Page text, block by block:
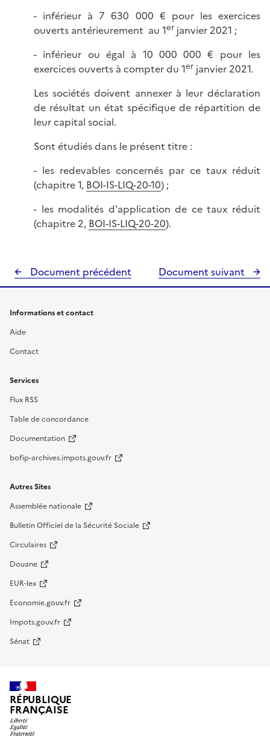
- inférieur à 7 630 000 € pour les exercices
ouverts antérieurement au 1er janvier 2021 ;
- inférieur ou égal à 10 000 000 € pour les
exercices ouverts à compter du 1er janvier 2021.
Les sociétés doivent annexer à leur déclaration
de résultat un état spécifique de répartition de
leur capital social.
Sont étudiés dans le présent titre :
- les redevables concernés par ce taux réduit
(chapitre 1, BOI-IS-LIQ-20-10) ;
- les modalités d'application de ce taux réduit
(chapitre 2, BOI-IS-LIQ-20-20).
Document précédent Document suivant
Informations et contact
Aide
Contact
Services
Flux RSS
Table de concordance
Documentation
bofip-archives.impots.gouv.fr
Autres Sites
Assemblée nationale
Bulletin Officiel de la Sécurité Sociale
Circulaires
Douane
EUR-lex
Economie.gouv.fr
Impots.gouv.fr
Sénat
RÉPUBLIQUE
FRANÇAISE